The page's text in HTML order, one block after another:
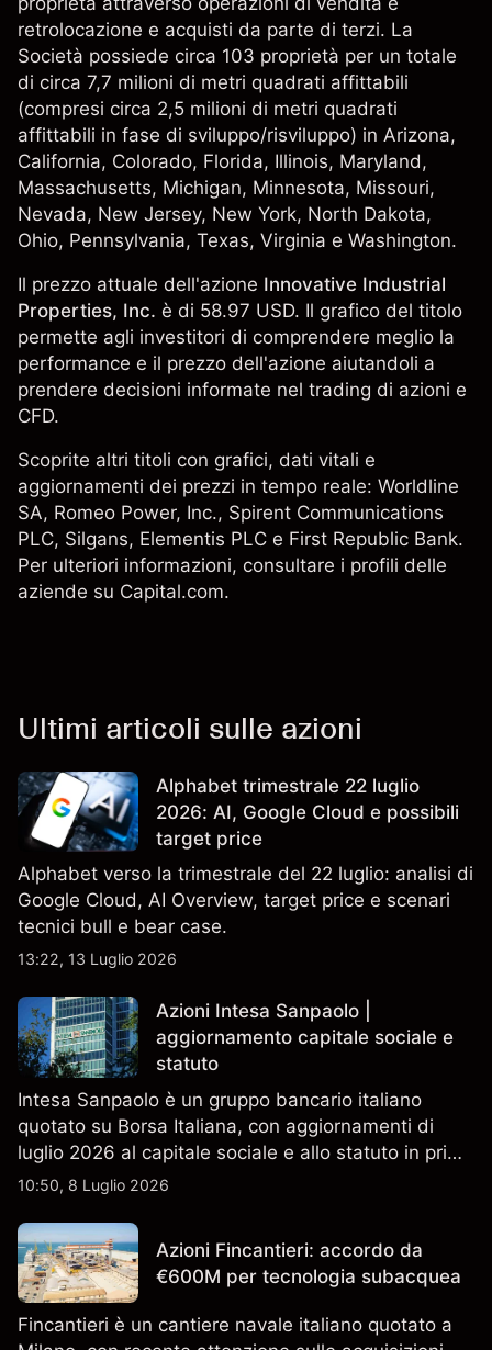
retrolocazione e acquisti da parte di terzi. La
Società possiede circa 103 proprietà per un totale
di circa 7,7 milioni di metri quadrati affittabili
(compresi circa 2,5 milioni di metri quadrati
affittabili in fase di sviluppo/risviluppo) in Arizona,
California, Colorado, Florida, Illinois, Maryland,
Massachusetts, Michigan, Minnesota, Missouri,
Nevada, New Jersey, New York, North Dakota,
Ohio, Pennsylvania, Texas, Virginia e Washington.
Il prezzo attuale dell'azione Innovative Industrial
Properties, Inc. è di 58.97 USD. Il grafico del titolo
permette agli investitori di comprendere meglio la
performance e il prezzo dell'azione aiutandoli a
prendere decisioni informate nel trading di azioni e
CFD.
Scoprite altri titoli con grafici, dati vitali e
aggiornamenti dei prezzi in tempo reale: Worldline
SA, Romeo Power, Inc., Spirent Communications
PLC, Silgans, Elementis PLC e First Republic Bank.
Per ulteriori informazioni, consultare i profili delle
aziende su Capital.com.
Ultimi articoli sulle azioni
Alphabet trimestrale 22 luglio
2026: AI, Google Cloud e possibili
target price
Alphabet verso la trimestrale del 22 luglio: analisi di
Google Cloud, AI Overview, target price e scenari
tecnici bull e bear case.
13:22, 13 Luglio 2026
Azioni Intesa Sanpaolo |
aggiornamento capitale sociale e
statuto
Intesa Sanpaolo è un gruppo bancario italiano
quotato su Borsa Italiana, con aggiornamenti di
luglio 2026 al capitale sociale e allo statuto in primo
piano. Esplora i target price ISP di terze parti e
un indicatore affidabile dei risultati futuri.
10:50, 8 Luglio 2026
Azioni Fincantieri: accordo da
€600M per tecnologia subacquea
Fincantieri è un cantiere navale italiano quotato a